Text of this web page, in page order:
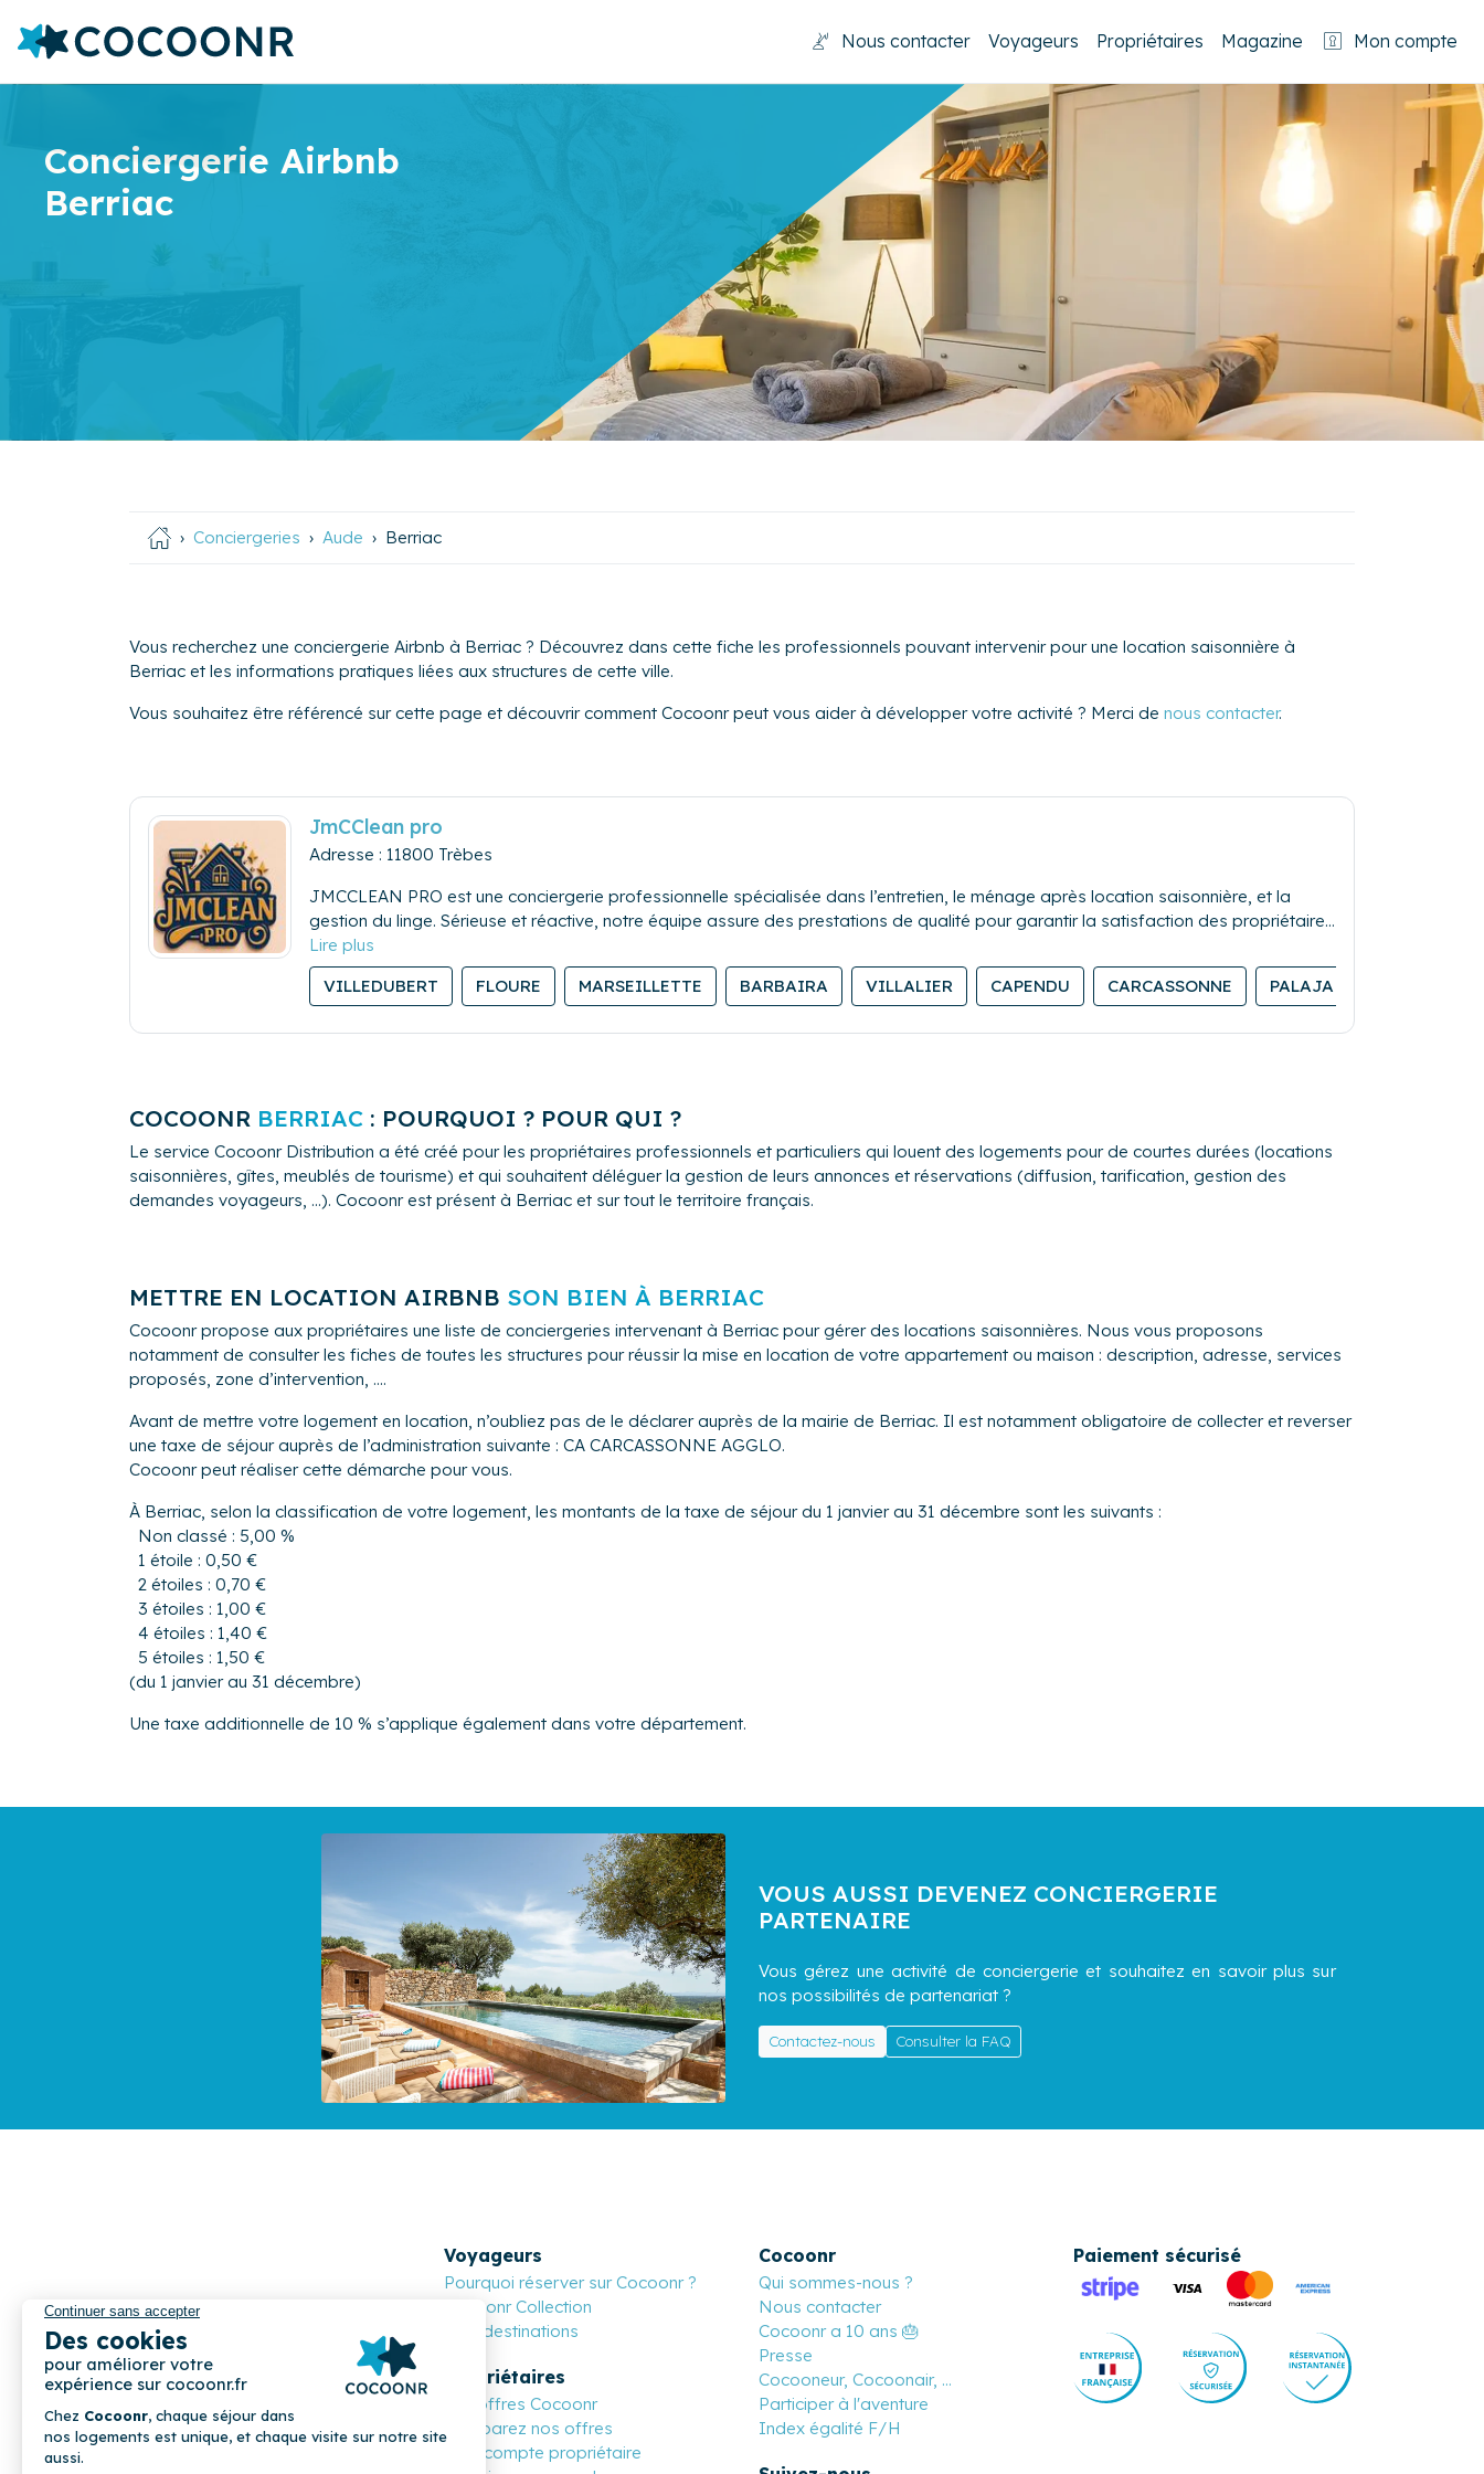
Nous contacter Voyageurs Propriétaires Magazine Mon compte
Conciergerie Airbnb
Berriac
Conciergeries Aude Berriac
Vous recherchez une conciergerie Airbnb à Berriac ? Découvrez dans cette fiche les professionnels pouvant intervenir pour une location saisonnière à
Berriac et les informations pratiques liées aux structures de cette ville.
Vous souhaitez être référencé sur cette page et découvrir comment Cocoonr peut vous aider à développer votre activité ? Merci de nous contacter.
JmCClean pro
Adresse : 11800 Trèbes
JMCCLEAN PRO est une conciergerie professionnelle spécialisée dans l’entretien, le ménage après location saisonnière, et la
gestion du linge. Sérieuse et réactive, notre équipe assure des prestations de qualité pour garantir la satisfaction des propriétaires
comme des voyageurs.
VILLEDUBERT
FLOURE MARSEILLETTE BARBAIRA VILLALIER CAPENDU CARCASSONNE PALAJA
COCOONR BERRIAC : POURQUOI ? POUR QUI ?
Le service Cocoonr Distribution a été créé pour les propriétaires professionnels et particuliers qui louent des logements pour de courtes durées (locations
saisonnières, gîtes, meublés de tourisme) et qui souhaitent déléguer la gestion de leurs annonces et réservations (diffusion, tarification, gestion des
demandes voyageurs, ...). Cocoonr est présent à Berriac et sur tout le territoire français.
METTRE EN LOCATION AIRBNB SON BIEN À BERRIAC
Cocoonr propose aux propriétaires une liste de conciergeries intervenant à Berriac pour gérer des locations saisonnières. Nous vous proposons
notamment de consulter les fiches de toutes les structures pour réussir la mise en location de votre appartement ou maison : description, adresse, services
proposés, zone d’intervention, ....
Avant de mettre votre logement en location, n’oubliez pas de le déclarer auprès de la mairie de Berriac. Il est notamment obligatoire de collecter et reverser
une taxe de séjour auprès de l’administration suivante : CA CARCASSONNE AGGLO.
Cocoonr peut réaliser cette démarche pour vous.
À Berriac, selon la classification de votre logement, les montants de la taxe de séjour du 1 janvier au 31 décembre sont les suivants :
Non classé : 5,00 %
1 étoile : 0,50 €
2 étoiles : 0,70 €
3 étoiles : 1,00 €
4 étoiles : 1,40 €
5 étoiles : 1,50 €
(du 1 janvier au 31 décembre)
Une taxe additionnelle de 10 % s’applique également dans votre département.
VOUS AUSSI DEVENEZ CONCIERGERIE
PARTENAIRE
Vous gérez une activité de conciergerie et souhaitez en savoir plus sur
nos possibilités de partenariat ?
Contactez-nous Consulter la FAQ
Voyageurs
Pourquoi réserver sur Cocoonr ?
Cocoonr Collection
Nos destinations
Propriétaires
Les offres Cocoonr
Comparez nos offres
Mon compte propriétaire
Cocoonr
Qui sommes-nous ?
Nous contacter
Cocoonr a 10 ans 🎂
Presse
Cocooneur, Cocoonair, ...
Participer à l'aventure
Index égalité F/H
Paiement sécurisé